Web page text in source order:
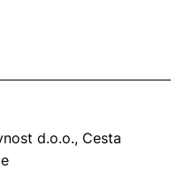
d.o.o., Cesta